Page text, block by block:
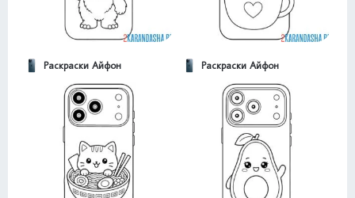
Раскраски Айфон Раскраски Айфон